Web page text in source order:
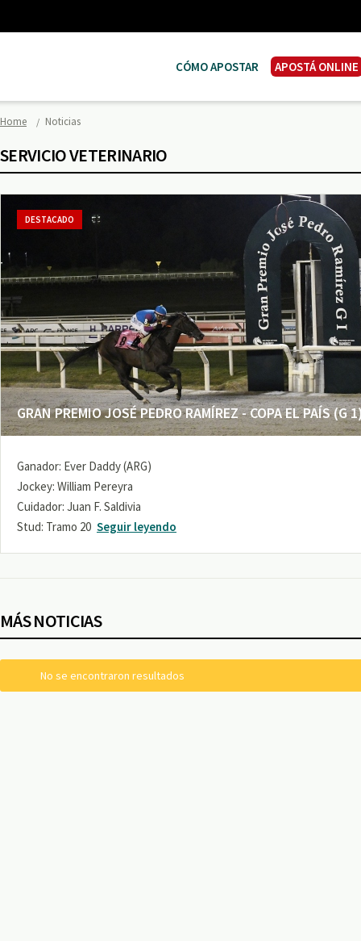
CÓMO APOSTAR APOSTÁ ONLINE
Home Noticias
SERVICIO VETERINARIO
GRAN PREMIO JOSÉ PEDRO RAMÍREZ - COPA EL PAÍS (G
DESTACADO
Ganador: Ever Daddy (ARG)
Jockey: William Pereyra
Cuidador: Juan F. Saldivia
Stud: Tramo 20 Seguir leyendo
MÁS NOTICIAS
No se encontraron resultados